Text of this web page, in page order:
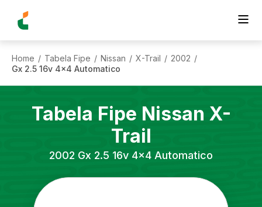
Home / Tabela Fipe / Nissan / X-Trail / 2002 /
Gx 2.5 16v 4x4 Automatico
Tabela Fipe Nissan X-
Trail
2002 Gx 2.5 16v 4x4 Automatico